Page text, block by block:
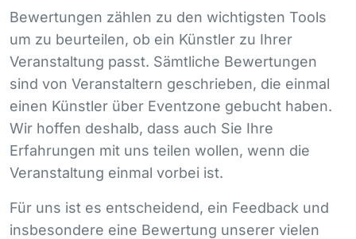
Bewertungen zählen zu den wichtigsten Tools
um zu beurteilen, ob ein Künstler zu Ihrer
Veranstaltung passt. Sämtliche Bewertungen
sind von Veranstaltern geschrieben, die einmal
einen Künstler über Eventzone gebucht haben.
Wir hoffen deshalb, dass auch Sie Ihre
Erfahrungen mit uns teilen wollen, wenn die
Veranstaltung einmal vorbei ist.
Für uns ist es entscheidend, ein Feedback und
insbesondere eine Bewertung unserer vielen